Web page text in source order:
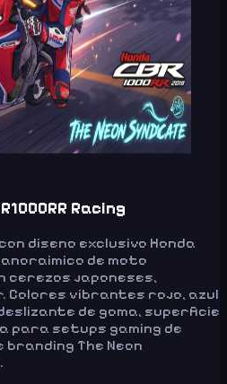
Racing
diseno exclusivo Honda
de moto
cerezos japoneses,
Colores vibrantes rojo, azul
de goma, superficie
para setups gaming de
The Neon